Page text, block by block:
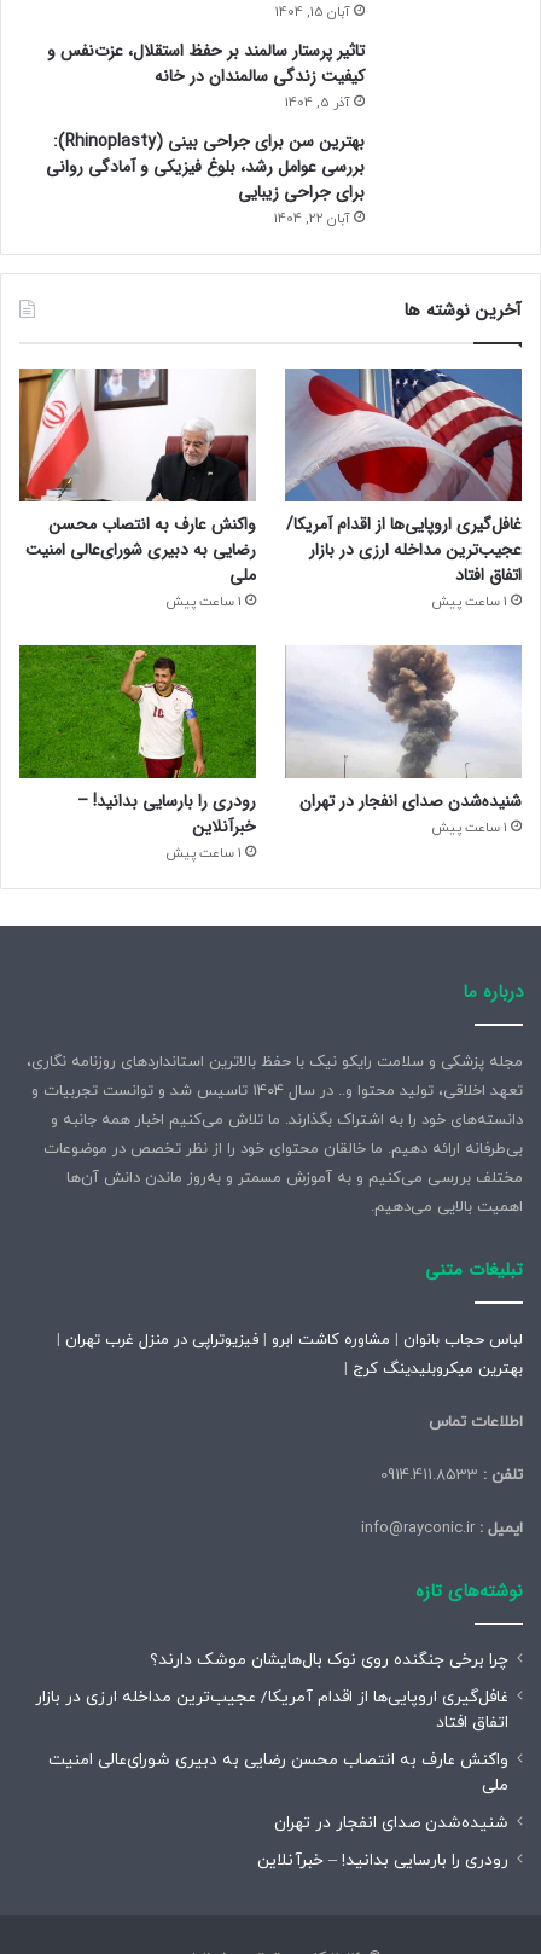
آبان 15, 1404
تاثیر پرستار سالمند بر حفظ استقلال، عزت‌نفس و
کیفیت زندگی سالمندان در خانه
آذر 5, 1404
بهترین سن برای جراحی بینی (Rhinoplasty):
بررسی عوامل رشد، بلوغ فیزیکی و آمادگی روانی
برای جراحی زیبایی
آبان 22, 1404
آخرین نوشته ها
غافل‌گیری اروپایی‌ها از اقدام آمریکا/
عجیب‌ترین مداخله ارزی در بازار
اتفاق افتاد
1 ساعت پیش
واکنش عارف به انتصاب محسن
رضایی به دبیری شورای‌عالی امنیت
ملی
1 ساعت پیش
شنیده‌شدن صدای انفجار در تهران
1 ساعت پیش
رودری را بارسایی بدانید! –
خبرآنلاین
1 ساعت پیش
درباره ما
مجله پزشکی و سلامت رایکو نیک با حفظ بالاترین استانداردهای روزنامه نگاری،
تعهد اخلاقی، تولید محتوا و.. در سال ۱۴۰۴ تاسیس شد و توانست تجربیات و
دانسته‌های خود را به اشتراک بگذارند. ما تلاش می‌کنیم اخبار همه جانبه و
بی‌طرفانه ارائه دهیم. ما خالقان محتوای خود را از نظر تخصص در موضوعات
مختلف بررسی می‌کنیم و به آموزش مسمتر و به‌روز ماندن دانش آن‌ها
اهمیت بالایی می‌دهیم.
تبلیغات متنی
لباس حجاب بانوان | مشاوره کاشت ابرو | فیزیوتراپی در منزل غرب تهران |
بهترین میکروبلیدینگ کرج |
اطلاعات تماس
تلفن :
ایمیل :
نوشته‌های تازه
چرا برخی جنگنده روی نوک بال‌هایشان موشک‌ دارند؟
غافل‌گیری اروپایی‌ها از اقدام آمریکا/ عجیب‌ترین مداخله ارزی در بازار
اتفاق افتاد
واکنش عارف به انتصاب محسن رضایی به دبیری شورای‌عالی امنیت
ملی
شنیده‌شدن صدای انفجار در تهران
رودری را بارسایی بدانید! – خبرآنلاین